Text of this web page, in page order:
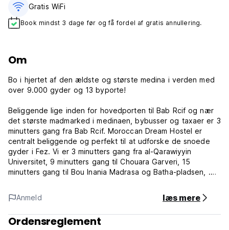
Gratis WiFi
Book mindst 3 dage før og få fordel af gratis annullering.
Om
Bo i hjertet af den ældste og største medina i verden med
over 9.000 gyder og 13 byporte!
Beliggende lige inden for hovedporten til Bab Rcif og nær
det største madmarked i medinaen, bybusser og taxaer er 3
minutters gang fra Bab Rcif. Moroccan Dream Hostel er
centralt beliggende og perfekt til at udforske de snoede
gyder i Fez. Vi er 3 minutters gang fra al-Qarawiyyin
Universitet, 9 minutters gang til Chouara Garveri, 15
minutters gang til Bou Inania Madrasa og Batha-pladsen, .
Tombs (1,9 km), Borj Fez Mall (2,7 km) og Royal Palace of
Fez (2,8 km). Vores personale er glade for at give dig
information om steder at besøge og ting at gøre, retninger
og køreplaner for busser, taxaer og tog.
Anmeld læs mere
Ordensreglement